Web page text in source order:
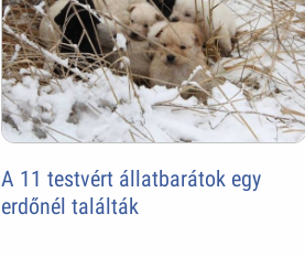
A 11 testvért állatbarátok egy
erdőnél találták